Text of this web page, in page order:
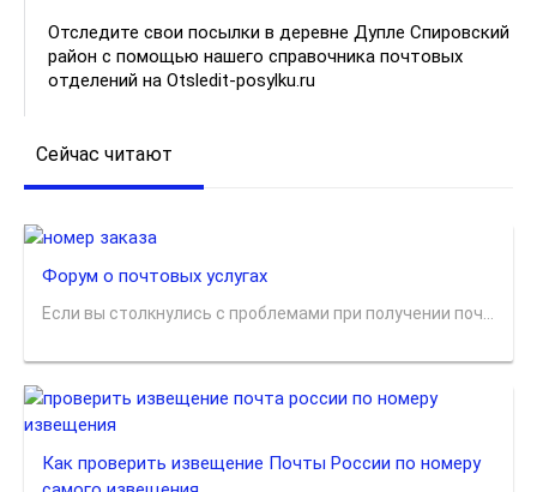
Отследите свои посылки в деревне Дупле Спировский
район с помощью нашего справочника почтовых
отделений на Otsledit-posylku.ru
Сейчас читают
Форум о почтовых услугах
Если вы столкнулись с проблемами при получении поч...
Как проверить извещение Почты России по номеру